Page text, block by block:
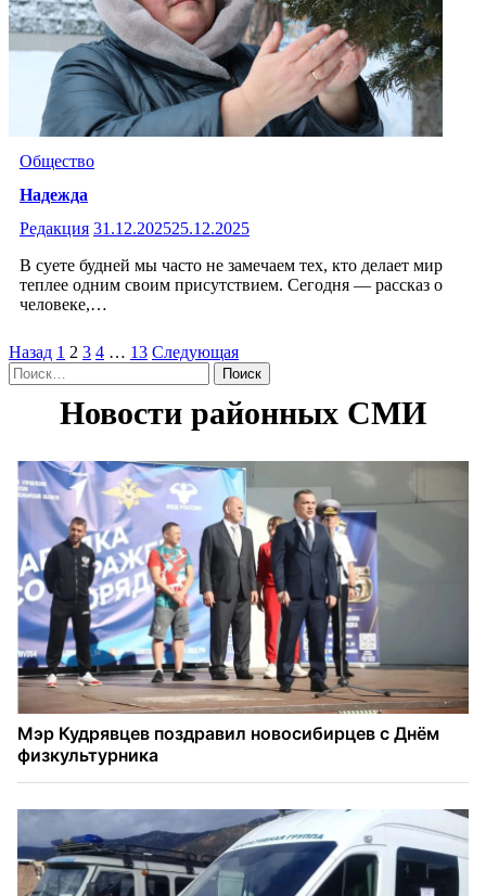
Общество
Надежда
Редакция 31.12.202525.12.2025
В суете будней мы часто не замечаем тех, кто делает мир
теплее одним своим присутствием. Сегодня — рассказ о
человеке,…
Пагинация
записей
Назад 1 2 3 4 … 13 Следующая
Найти: